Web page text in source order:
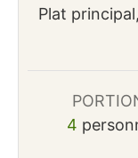
Plat
4